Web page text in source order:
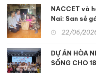
NACCET và
Nai: San sẻ
đau da cam
22/06/
DỰ ÁN HÒA
SỐNG CHO